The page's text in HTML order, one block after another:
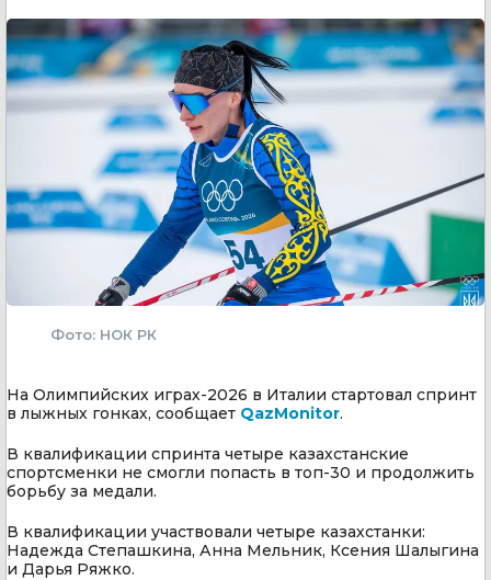
Фото: НОК РК
На Олимпийских играх-2026 в Италии стартовал спринт
в лыжных гонках, сообщает QazMonitor.
В квалификации спринта четыре казахстанские
спортсменки не смогли попасть в топ-30 и продолжить
борьбу за медали.
В квалификации участвовали четыре казахстанки:
Надежда Степашкина, Анна Мельник, Ксения Шалыгина
и Дарья Ряжко.